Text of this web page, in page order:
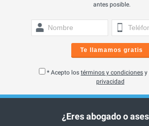
antes posible.
Te llamamos gratis
* Acepto los términos y condiciones y
privacidad
¿Eres abogado o